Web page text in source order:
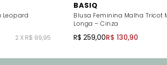
Leopard
2 X R$ 99,95
BASIQ
Blusa Feminina Malha Tricot
Longa – Cinza
R$ 259,00R$ 130,90